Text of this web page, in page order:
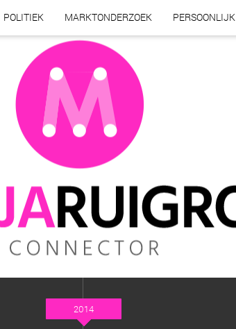
POLITIEK MARKTONDERZOEK PERSOONLIJK
2014